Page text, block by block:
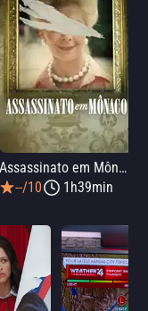
Assassinato em Mônaco
--/10
1h39min